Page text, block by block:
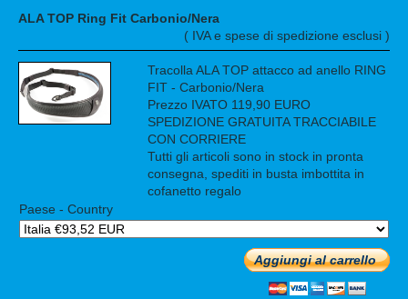
ALA TOP Ring Fit Carbonio/Nera
( IVA e spese di spedizione esclusi )
Tracolla ALA TOP attacco ad anello RING
FIT - Carbonio/Nera
Prezzo IVATO 119,90 EURO
SPEDIZIONE GRATUITA TRACCIABILE
CON CORRIERE
Tutti gli articoli sono in stock in pronta
consegna, spediti in busta imbottita in
cofanetto regalo
Paese - Country
Aggiungi al carrello